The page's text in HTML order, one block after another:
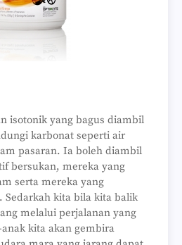
isotonik yang bagus diambil
karbonat seperti air
pasaran. Ia boleh diambil
bersukan, mereka yang
serta mereka yang
kita bila kita balik
melalui perjalanan yang
kita akan gembira